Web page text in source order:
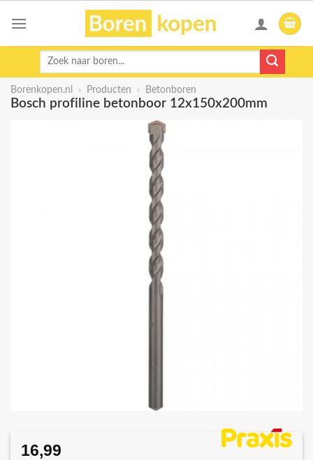
Zoeken
Borenkopen.nl » Producten » Betonboren
Bosch profiline betonboor 12x150x200mm
16,99